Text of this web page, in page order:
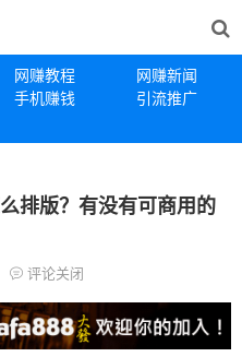
网赚教程
网赚新闻
手机赚钱
引流推广
排版？有没有可商用的
评论关闭